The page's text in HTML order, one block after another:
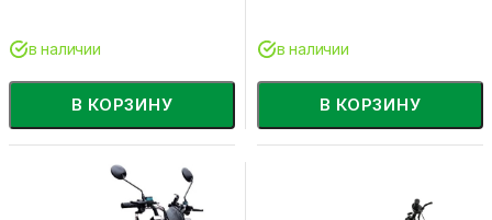
В КОРЗИНУ
в наличии
В КОРЗИНУ
в наличии